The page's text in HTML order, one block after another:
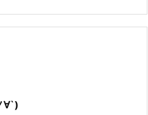
∀`)